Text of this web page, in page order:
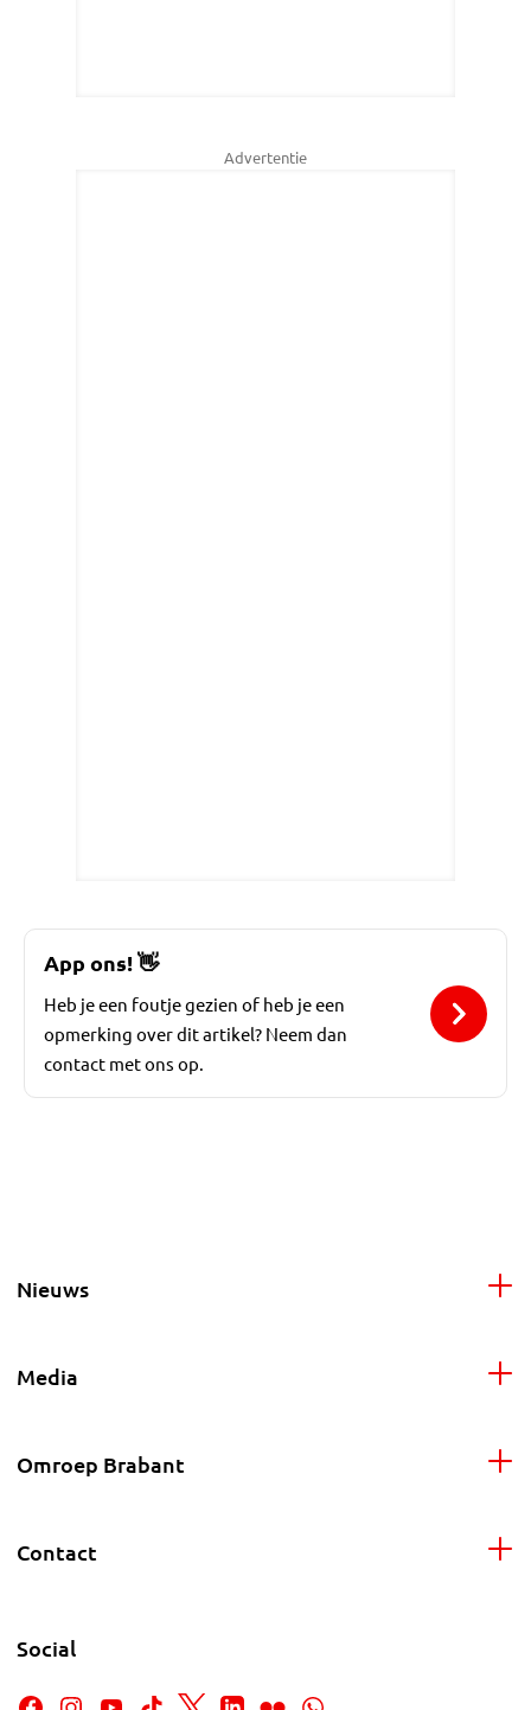
Advertentie
App ons!👋
Heb je een foutje gezien of heb je een
opmerking over dit artikel? Neem dan
contact met ons op.
Nieuws
Media
Omroep Brabant
Contact
Social